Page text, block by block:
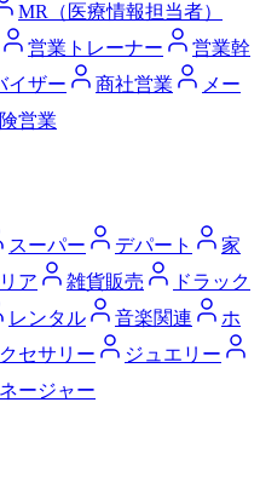
MR（医療情報担当者）
営業トレーナー
営業幹
イザー 商社営業
メー
営業
スーパー デパート
家
ア 雑貨販売
ドラック
レンタル 音楽関連
ホ
セサリー
ジュエリー
ージャー